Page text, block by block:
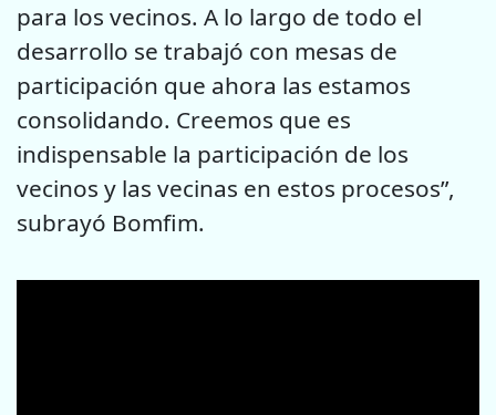
para los vecinos. A lo largo de todo el
desarrollo se trabajó con mesas de
participación que ahora las estamos
consolidando. Creemos que es
indispensable la participación de los
vecinos y las vecinas en estos procesos”,
subrayó Bomfim.